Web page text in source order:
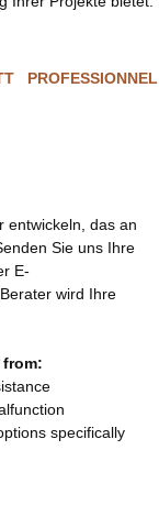
PROFESSIONNEL
entwickeln, das an
Sie uns Ihre
E-
wird Ihre
specifically